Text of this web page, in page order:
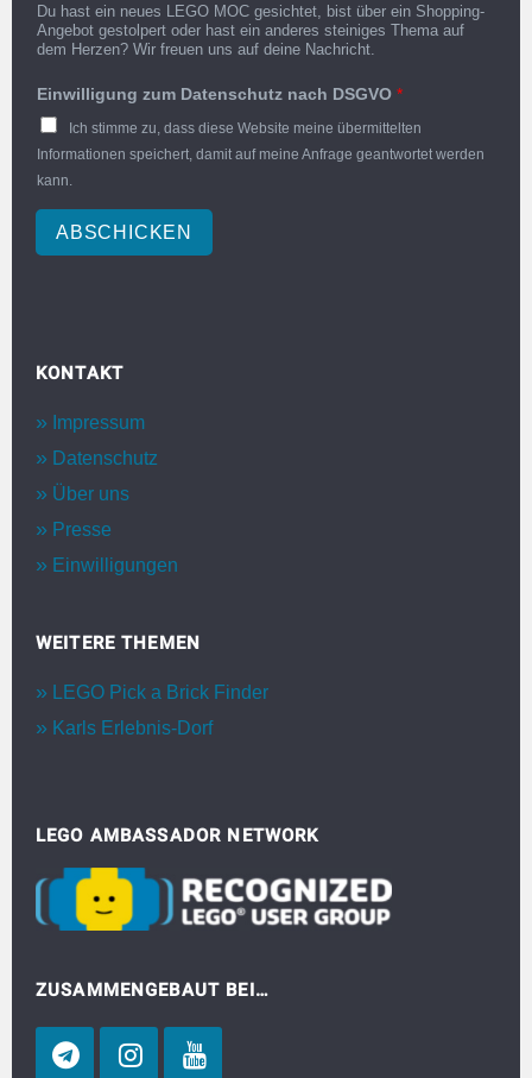
Du hast ein neues LEGO MOC gesichtet, bist über ein Shopping-
Angebot gestolpert oder hast ein anderes steiniges Thema auf
dem Herzen? Wir freuen uns auf deine Nachricht.
Einwilligung zum Datenschutz nach DSGVO *
Ich stimme zu, dass diese Website meine übermittelten
Informationen speichert, damit auf meine Anfrage geantwortet werden
kann.
ABSCHICKEN
KONTAKT
Impressum
Datenschutz
Über uns
Presse
Einwilligungen
WEITERE THEMEN
LEGO Pick a Brick Finder
Karls Erlebnis-Dorf
LEGO AMBASSADOR NETWORK
ZUSAMMENGEBAUT BEI…